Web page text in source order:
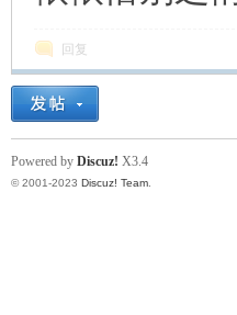
回复
Powered by Discuz! X3.4
© 2001-2023 Discuz! Team